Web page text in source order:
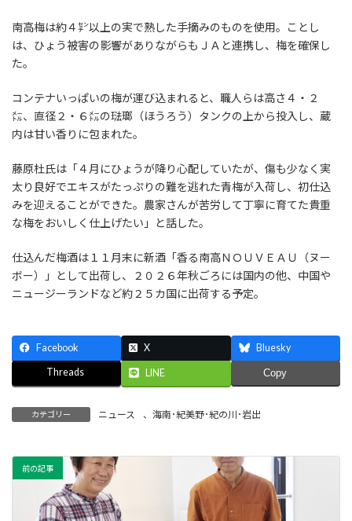
南高梅は約４㌢以上の実で熟した手摘みのものを使用。ことし
は、ひょう被害の影響がありながらもＪＡと連携し、梅を確保し
た。
コンテナいっぱいの梅が運び込まれると、職人らは高さ４・２
㍍、直径２・６㍍の琺瑯（ほうろう）タンクの上から投入し、蔵
内は甘い香りに包まれた。
藤原杜氏は「４月にひょうが降り心配していたが、傷も少なく実
太り良好でエキスがたっぷりの難を逃れた青梅が入荷し、初仕込
みを迎えることができた。農家さんが苦労して丁寧に育てた貴重
な梅をおいしく仕上げたい」と話した。
仕込んだ梅酒は１１月末に新酒「香る南高ＮＯＵＶＥＡＵ（ヌー
ボー）」として出荷し、２０２６年秋ごろには国内の他、中国や
ニュージーランドなど約２５カ国に出荷する予定。
Facebook X Bluesky
Threads LINE Copy
カテゴリー ニュース 、 海南･紀美野･紀の川･岩出
前の記事